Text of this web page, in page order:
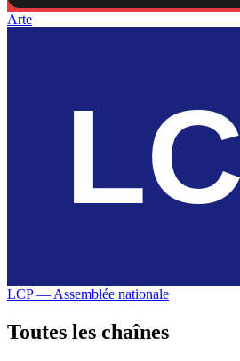
Arte
LCP — Assemblée nationale
Toutes les chaînes